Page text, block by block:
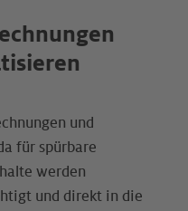
und
für spürbare
werden
und direkt in die